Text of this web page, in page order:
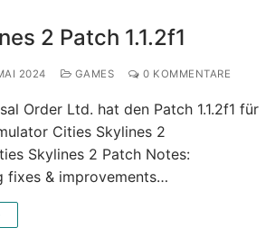
2 Patch 1.1.2f1
2024 GAMES 0 KOMMENTARE
Order Ltd. hat den Patch 1.1.2f1 für
Cities Skylines 2
Skylines 2 Patch Notes:
fixes & improvements…